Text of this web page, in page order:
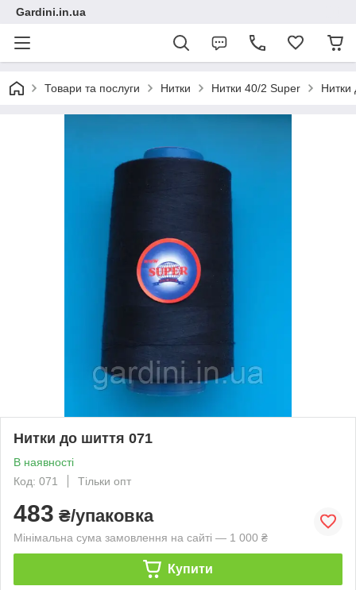
Gardini.in.ua
Товари та послуги Нитки Нитки 40/2 Super Нитки
Нитки до шиття 071
В наявності
Код: 071
Тільки опт
483 ₴/упаковка
Мінімальна сума замовлення на сайті — 1 000 ₴
Купити